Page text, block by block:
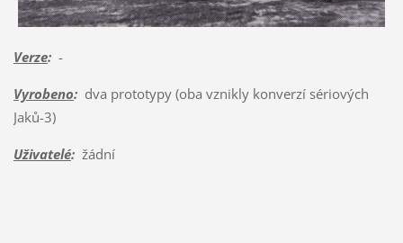
Verze:-
Vyrobeno:dva prototypy (oba vznikly konverzí sériových
Jaků-3)
Uživatelé:žádní